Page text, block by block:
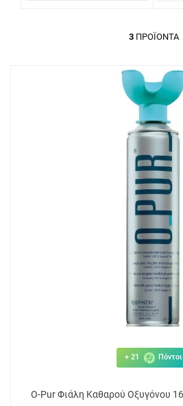
3ΠΡΟΪΌΝΤΑ
+ 21 Πόντοι
O-Pur Φιάλη Καθαρού Οξυγόνου